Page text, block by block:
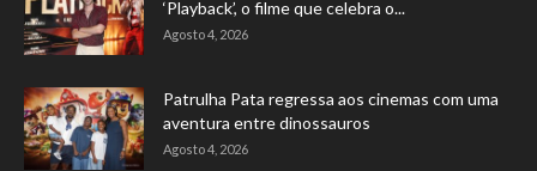
‘Playback’, o filme que celebra o...
Agosto 4, 2026
Patrulha Pata regressa aos cinemas com uma
aventura entre dinossauros
Agosto 4, 2026